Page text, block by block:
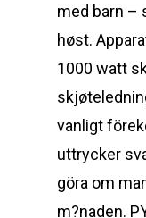
med barn –
høst.
1000 watt
vanligt
uttrycker
göra om
m?naden.